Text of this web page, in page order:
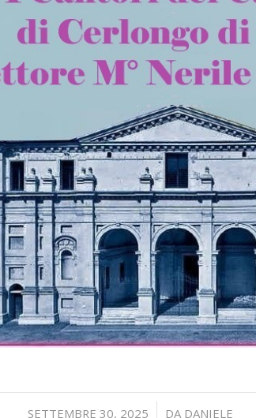
SETTEMBRE 30, 2025
/ DA DANIELE